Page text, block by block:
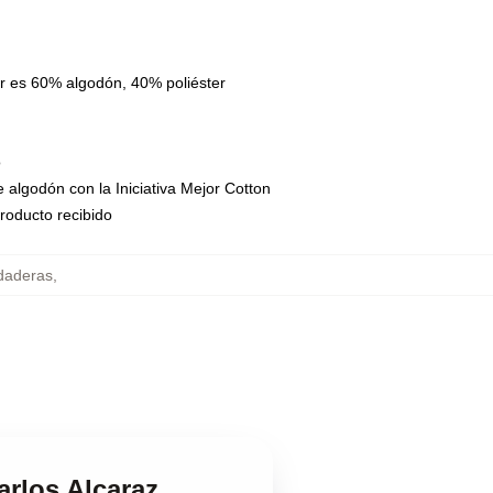
es 60% algodón, 40% poliéster
con la Iniciativa Mejor Cotton
recibido